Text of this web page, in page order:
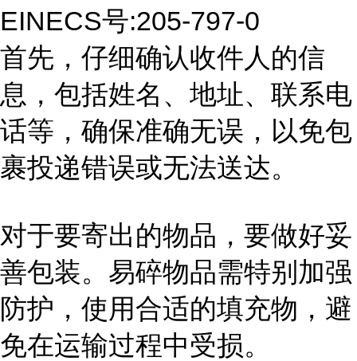
EINECS号:205-797-0
首先，仔细确认收件人的信
息，包括姓名、地址、联系电
话等，确保准确无误，以免包
裹投递错误或无法送达。
对于要寄出的物品，要做好妥
善包装。易碎物品需特别加强
防护，使用合适的填充物，避
免在运输过程中受损。